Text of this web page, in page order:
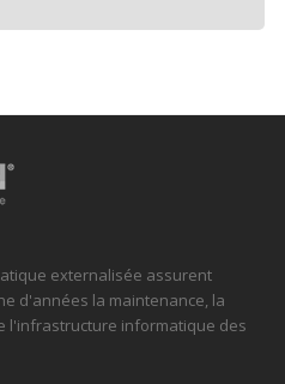
externalisée assurent
d'années la maintenance, la
l'infrastructure informatique des